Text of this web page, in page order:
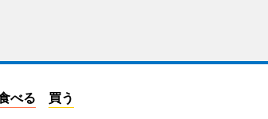
べる 買う